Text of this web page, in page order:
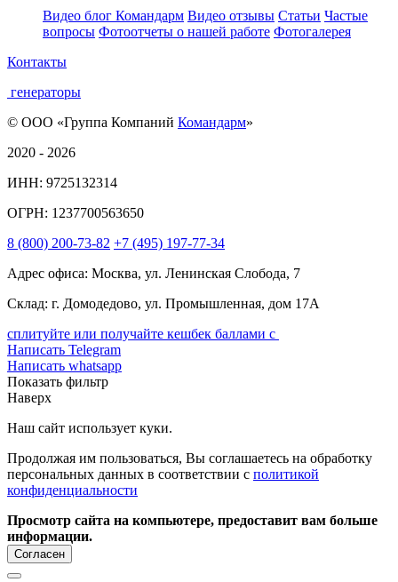
Видео блог Командарм Видео отзывы Статьи Частые
вопросы Фотоотчеты о нашей работе Фотогалерея
Контакты
генераторы
© ООО «Группа Компаний Командарм»
2020 - 2026
ИНН: 9725132314
ОГРН: 1237700563650
8 (800) 200-73-82 +7 (495) 197-77-34
Адрес офиса: Москва, ул. Ленинская Слобода, 7
Склад: г. Домодедово, ул. Промышленная, дом 17А
сплитуйте или получайте кешбек баллами с
Написать Telegram
Написать whatsapp
Показать фильтр
Наверх
Наш сайт использует куки.
Продолжая им пользоваться, Вы соглашаетесь на обработку
персональных данных в соответствии с политикой
конфиденциальности
Просмотр сайта на компьютере, предоставит вам больше
информации.
Согласен